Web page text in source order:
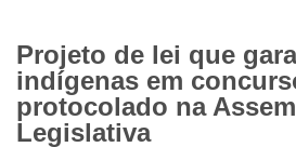
Projeto de lei que
indígenas em
protocolado na
Legislativa